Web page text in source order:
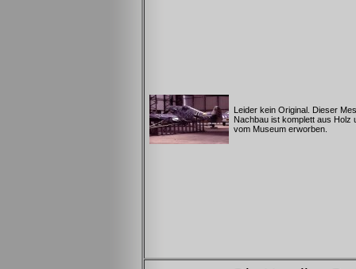
Leider kein Original. Dieser
Nachbau ist komplett aus Holz
vom Museum erworben.